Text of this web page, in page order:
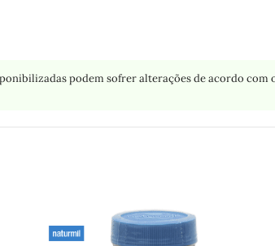
podem sofrer alterações de acordo com